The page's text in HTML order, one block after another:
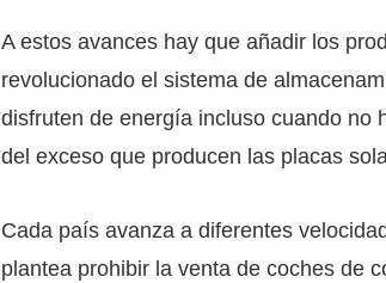
A estos avances hay que añadir los
revolucionado el sistema de
disfruten de energía incluso cuando no
del exceso que producen las placas
Cada país avanza a diferentes
plantea prohibir la venta de coches de